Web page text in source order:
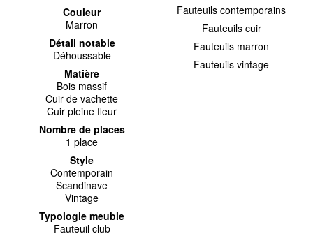
Couleur
Marron
Détail notable
Déhoussable
Matière
Bois massif
Cuir de vachette
Cuir pleine fleur
Nombre de places
1 place
Style
Contemporain
Scandinave
Vintage
Typologie meuble
Fauteuil club
Fauteuils contemporains
Fauteuils cuir
Fauteuils marron
Fauteuils vintage